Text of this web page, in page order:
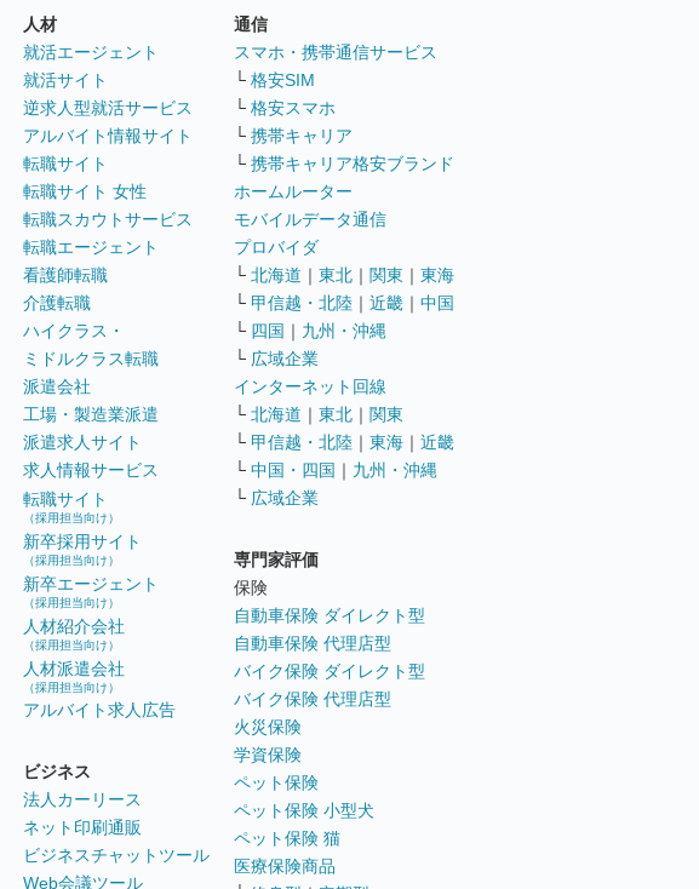
人材
就活エージェント
就活サイト
逆求人型就活サービス
アルバイト情報サイト
転職サイト
転職サイト 女性
転職スカウトサービス
転職エージェント
看護師転職
介護転職
ハイクラス・
ミドルクラス転職
派遣会社
工場・製造業派遣
派遣求人サイト
求人情報サービス
転職サイト
（採用担当向け）
新卒採用サイト
（採用担当向け）
新卒エージェント
（採用担当向け）
人材紹介会社
（採用担当向け）
人材派遣会社
（採用担当向け）
アルバイト求人広告
ビジネス
法人カーリース
ネット印刷通販
ビジネスチャットツール
Web会議ツール
通信
スマホ・携帯通信サービス
└ 格安SIM
└ 格安スマホ
└ 携帯キャリア
└ 携帯キャリア格安ブランド
ホームルーター
モバイルデータ通信
プロバイダ
└ 北海道 ｜ 東北 ｜ 関東 ｜ 東海
└ 甲信越・北陸 ｜ 近畿 ｜ 中国
└ 四国 ｜ 九州・沖縄
└ 広域企業
インターネット回線
└ 北海道 ｜ 東北 ｜ 関東
└ 甲信越・北陸 ｜ 東海 ｜ 近畿
└ 中国・四国 ｜ 九州・沖縄
└ 広域企業
専門家評価
保険
自動車保険 ダイレクト型
自動車保険 代理店型
バイク保険 ダイレクト型
バイク保険 代理店型
火災保険
学資保険
ペット保険
ペット保険 小型犬
ペット保険 猫
医療保険商品